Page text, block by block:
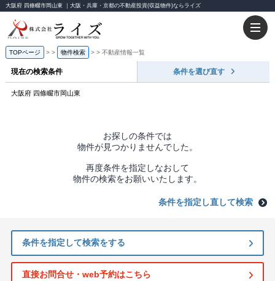
大阪府 四條畷市岡山東 ｜大阪・兵庫・京都の不動産投資(収益物件)ならライズ
TOPページ > 物件検索 > 不動産情報一覧
現在の検索条件 条件を選び直す
大阪府 四條畷市岡山東
お探しの条件では
物件が見つかりませんでした。
再度条件を指定しなおして
物件の検索をお願いいたします。
条件を指定し直して検索
条件を指定して検索をする
直接お問合せ・web予約はこちら